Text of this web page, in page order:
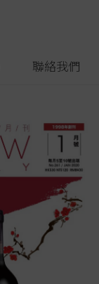
聯絡我們